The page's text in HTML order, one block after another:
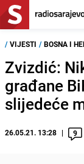
/ VIJESTI / BOSNA I
Zvizdić:
građane
slijedeće
26.05.21. 13:28 9